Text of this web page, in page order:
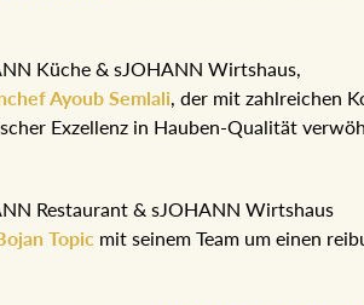
Küche & sJOHANN Wirtshaus,
Ayoub Semlali, der mit zahlreichen
Exzellenz in Hauben-Qualität
Restaurant & sJOHANN Wirtshaus
Topic mit seinem Team um einen